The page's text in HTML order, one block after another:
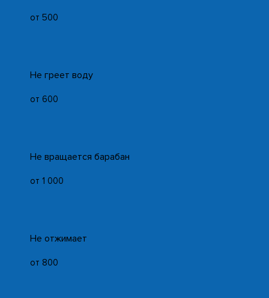
от 500
Не греет воду
от 600
Не вращается барабан
от 1 000
Не отжимает
от 800